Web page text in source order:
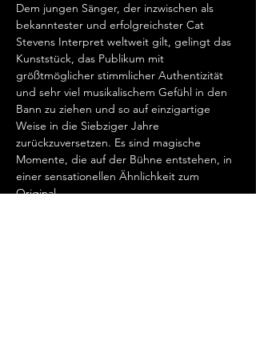
Dem jungen Sänger, der inzwischen als
bekanntester und erfolgreichster Cat
Stevens Interpret weltweit gilt, gelingt das
Kunststück, das Publikum mit
größtmöglicher stimmlicher Authentizität
und sehr viel musikalischem Gefühl in den
Bann zu ziehen und so auf einzigartige
Weise in die Siebziger Jahre
zurückzuversetzen. Es sind magische
Momente, die auf der Bühne entstehen, in
einer sensationellen Ähnlichkeit zum
Original.